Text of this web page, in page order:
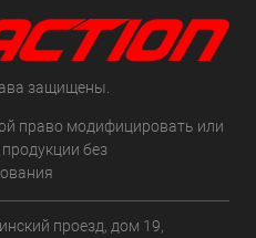
защищены.
право модифицировать или
без
проезд, дом 19,